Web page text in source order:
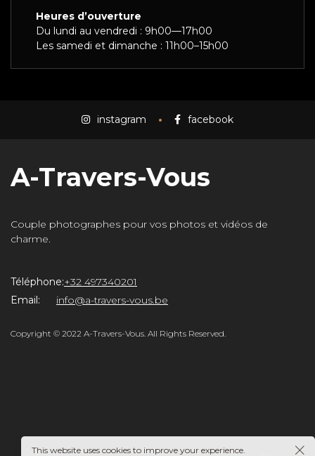
Heures d’ouverture
Du lundi au vendredi : 9h00—17h00
Les samedi et dimanche : 11h00–15h00
instagram facebook
A-Travers-Vous
Couple photographes pour vos photos et vidéos de
charme.
Téléphone:+32 497340201
Email:
info@a-travers-vous.be
Copyright © 2022 A-Travers-Vous. All Rights Reserved.
This website uses cookies to improve your experience.